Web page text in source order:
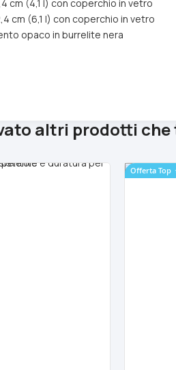
cm (4,1 l) con coperchio in vetro
cm (6,1 l) con coperchio in vetro
opaco in burrelite nera
altri prodotti
Offerta Top